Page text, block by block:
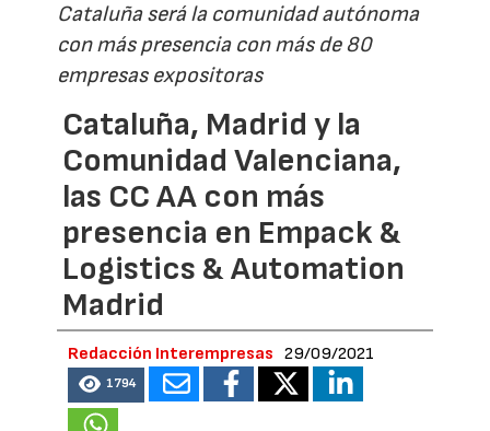
Cataluña será la comunidad autónoma
con más presencia con más de 80
empresas expositoras
Cataluña, Madrid y la
Comunidad Valenciana,
las CC AA con más
presencia en Empack &
Logistics & Automation
Madrid
Redacción Interempresas 29/09/2021
1794